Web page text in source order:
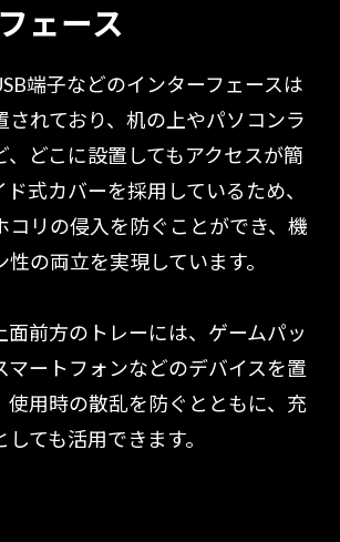
ェース
端子などのインターフェースは
されており、机の上やパソコンラ
、どこに設置してもアクセスが簡
式カバーを採用しているため、
コリの侵入を防ぐことができ、機
の両立を実現しています。
面前方のトレーには、ゲームパッ
マートフォンなどのデバイスを置
使用時の散乱を防ぐとともに、充
ても活用できます。